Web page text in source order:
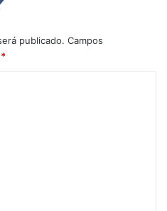
publicado. Campos
*